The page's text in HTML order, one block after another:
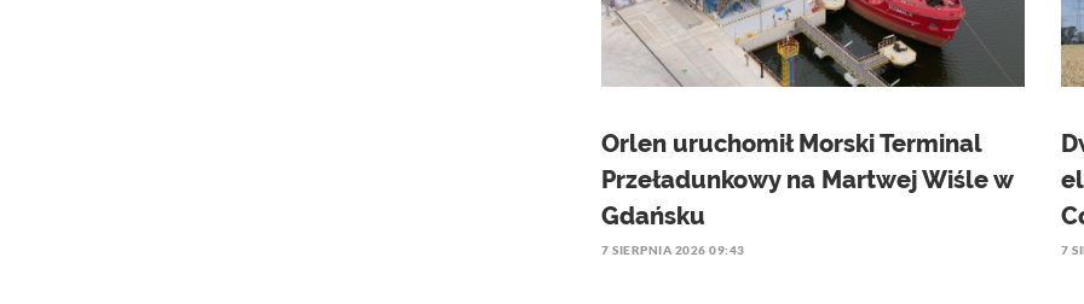
Orlen uruchomił Morski Terminal
Przeładunkowy na Martwej Wiśle w
Gdańsku
7 SIERPNIA 2026 09:43 7